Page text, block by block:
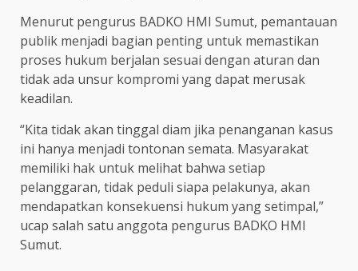
Menurut pengurus BADKO HMI Sumut, pemantauan
publik menjadi bagian penting untuk memastikan
proses hukum berjalan sesuai dengan aturan dan
tidak ada unsur kompromi yang dapat merusak
keadilan.
“Kita tidak akan tinggal diam jika penanganan kasus
ini hanya menjadi tontonan semata. Masyarakat
memiliki hak untuk melihat bahwa setiap
pelanggaran, tidak peduli siapa pelakunya, akan
mendapatkan konsekuensi hukum yang setimpal,”
ucap salah satu anggota pengurus BADKO HMI
Sumut.